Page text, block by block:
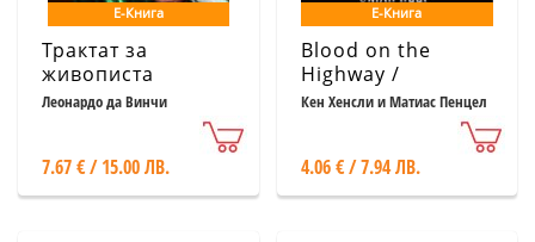
Е-Книга
Трактат за
живописта
Леонардо да Винчи
7.67 € / 15.00 ЛВ.
Е-Книга
Blood on the
Highway /
Историята на Кен
Кен Хенсли и Матиас Пенцел
4.06 € / 7.94 ЛВ.